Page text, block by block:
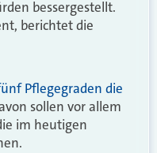
bessergestellt.
berichtet die
Pflegegraden die
sollen vor allem
im heutigen